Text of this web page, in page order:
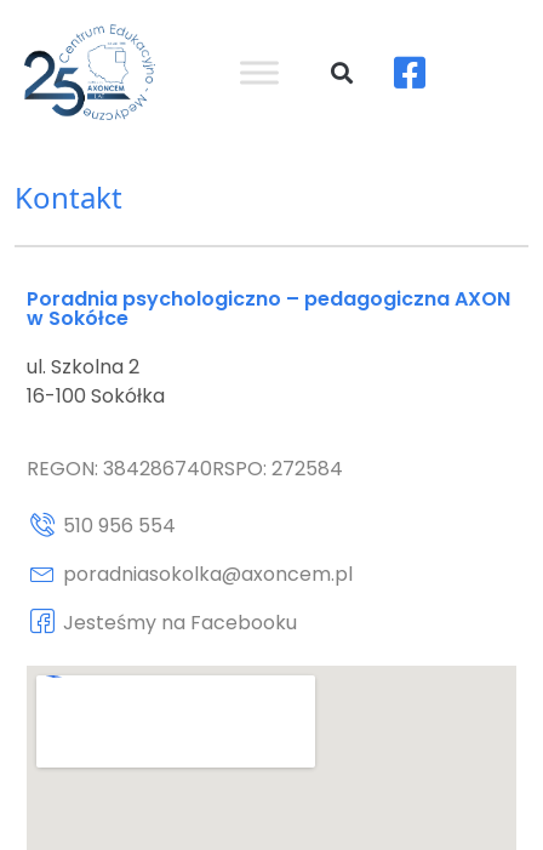
Kontakt
Poradnia psychologiczno – pedagogiczna AXON
w Sokółce
ul. Szkolna 2
16-100 Sokółka
REGON: 384286740RSPO: 272584
510 956 554
poradniasokolka@axoncem.pl
Jesteśmy na Facebooku